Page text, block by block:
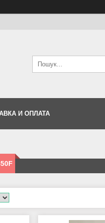
И ОПЛАТА